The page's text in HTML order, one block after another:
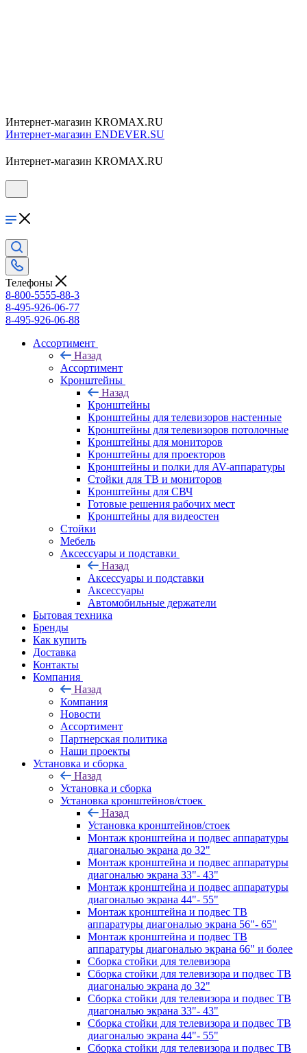
Интернет-магазин KROMAX.RU
Интернет-магазин ENDEVER.SU
Интернет-магазин KROMAX.RU
Телефоны
8-800-5555-88-3
8-495-926-06-77
8-495-926-06-88
Ассортимент
Назад
Ассортимент
Кронштейны
Назад
Кронштейны
Кронштейны для телевизоров настенные
Кронштейны для телевизоров потолочные
Кронштейны для мониторов
Кронштейны для проекторов
Кронштейны и полки для AV-аппаратуры
Стойки для ТВ и мониторов
Кронштейны для СВЧ
Готовые решения рабочих мест
Кронштейны для видеостен
Стойки
Мебель
Аксессуары и подставки
Назад
Аксессуары и подставки
Аксессуары
Автомобильные держатели
Бытовая техника
Бренды
Как купить
Доставка
Контакты
Компания
Назад
Компания
Новости
Ассортимент
Партнерская политика
Наши проекты
Установка и сборка
Назад
Установка и сборка
Установка кронштейнов/стоек
Назад
Установка кронштейнов/стоек
Монтаж кронштейна и подвес аппаратуры
диагональю экрана до 32"
Монтаж кронштейна и подвес аппаратуры
диагональю экрана 33"- 43"
Монтаж кронштейна и подвес аппаратуры
диагональю экрана 44"- 55"
Монтаж кронштейна и подвес ТВ
аппаратуры диагональю экрана 56"- 65"
Монтаж кронштейна и подвес ТВ
аппаратуры диагональю экрана 66" и более
Сборка стойки для телевизора
Сборка стойки для телевизора и подвес ТВ
диагональю экрана до 32"
Сборка стойки для телевизора и подвес ТВ
диагональю экрана 33"- 43"
Сборка стойки для телевизора и подвес ТВ
диагональю экрана 44"- 55"
Сборка стойки для телевизора и подвес ТВ